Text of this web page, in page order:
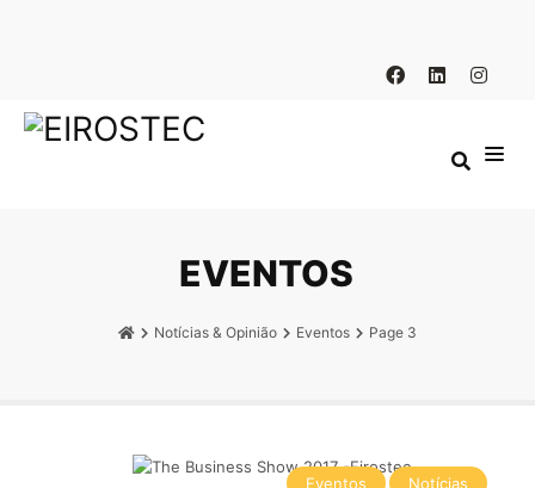
EVENTOS
Notícias & Opinião Eventos Page 3
Eventos Notícias